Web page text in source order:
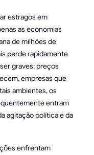
estragos em
as economias
de milhões de
perde rapidamente
graves: preços
empresas que
ambientes, os
entram
agitação política e da
enfrentam